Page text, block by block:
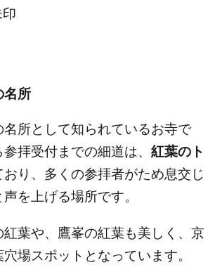
名所
所として知られているお寺で
拝受付までの細道は、 紅葉のト
おり、多くの参拝者がため息交じ
を上げる場所です。
紅葉や、鷹峯の紅葉も美しく、京
場スポットとなっています。